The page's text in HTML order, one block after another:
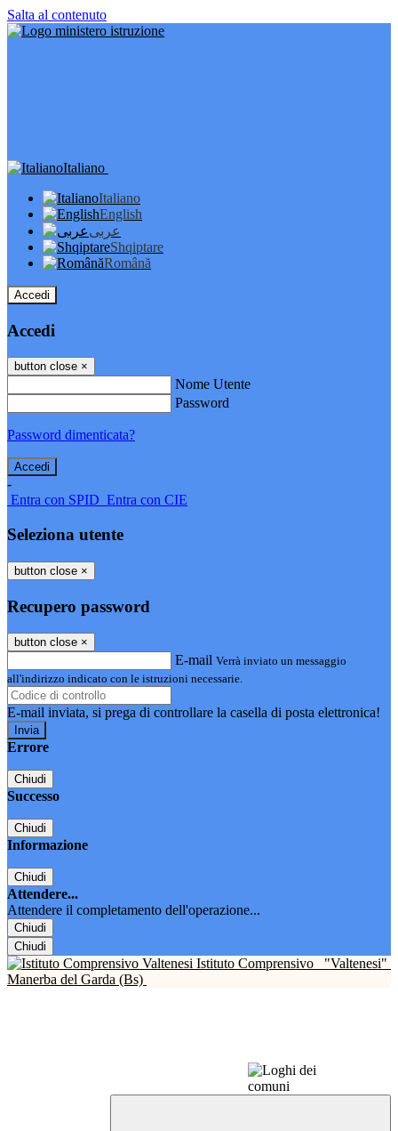
Salta al contenuto
Italiano
Italiano
English
عربى
Shqiptare
Română
Accedi
Accedi
button close ×
Nome Utente
Password
Password dimenticata?
-
Entra con SPID Entra con CIE
Seleziona utente
button close ×
Recupero password
button close ×
E-mail Verrà inviato un messaggio
all'indirizzo indicato con le istruzioni necessarie.
E-mail inviata, si prega di controllare la casella di posta elettronica!
Errore
Chiudi
Successo
Chiudi
Informazione
Chiudi
Attendere...
Attendere il completamento dell'operazione...
Chiudi
Chiudi
Istituto Comprensivo
"Valtenesi"
Manerba del Garda (Bs)